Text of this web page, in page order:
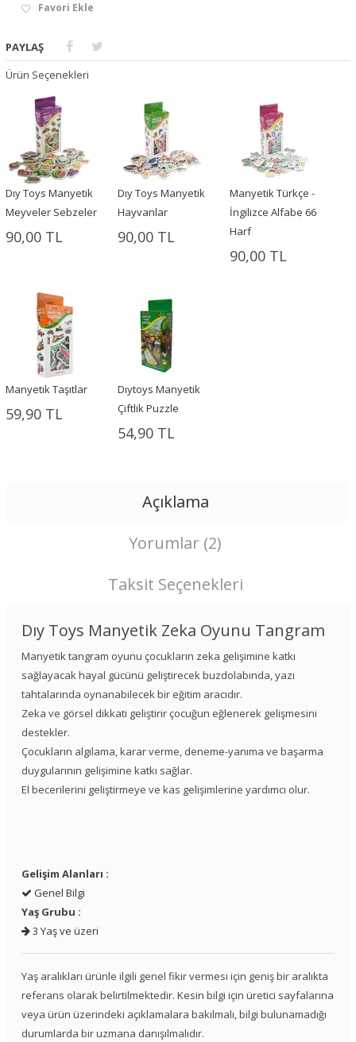
Favori Ekle
PAYLAŞ
Ürün Seçenekleri
Dıy Toys Manyetik
Meyveler Sebzeler
90,00 TL
Dıy Toys Manyetik
Hayvanlar
90,00 TL
Manyetik Türkçe -
İngilizce Alfabe 66
Harf
90,00 TL
Manyetik Taşıtlar
59,90 TL
Dıytoys Manyetik
Çiftlik Puzzle
54,90 TL
Açıklama
Yorumlar (2)
Taksit Seçenekleri
Dıy Toys Manyetik Zeka Oyunu Tangram
Manyetik tangram oyunu çocukların zeka gelişimine katkı
sağlayacak hayal gücünü geliştirecek buzdolabında, yazı
tahtalarında oynanabilecek bir eğitim aracıdır.
Zeka ve görsel dikkati geliştirir çocuğun eğlenerek gelişmesini
destekler.
Çocukların algılama, karar verme, deneme-yanıma ve başarma
duygularının gelişimine katkı sağlar.
El becerilerini geliştirmeye ve kas gelişimlerine yardımcı olur.
Gelişim Alanları :
Genel Bilgi
Yaş Grubu :
3 Yaş ve üzeri
Yaş aralıkları ürünle ilgili genel fikir vermesi için geniş bir aralıkta
referans olarak belirtilmektedir. Kesin bilgi için üretici sayfalarına
veya ürün üzerindeki açıklamalara bakılmalı, bilgi bulunamadığı
durumlarda bir uzmana danışılmalıdır.